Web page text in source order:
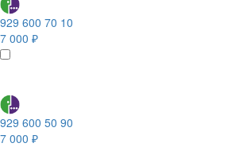
929 600 70 10
7 000 ₽
929 600 50 90
7 000 ₽